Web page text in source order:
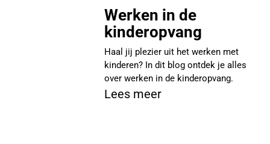
Werken in de
kinderopvang
Haal jij plezier uit het werken met
kinderen? In dit blog ontdek je alles
over werken in de kinderopvang.
Lees meer